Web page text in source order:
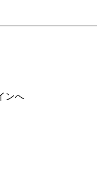
ンへ